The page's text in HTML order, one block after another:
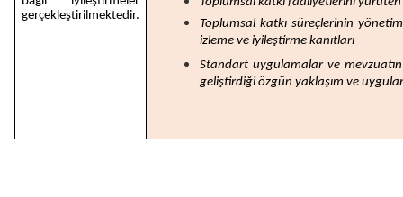
gerçekleştirilmektedir.
Toplumsal katkı süreçlerinin
izleme ve iyileştirme kanıtları
Standart uygulamalar ve
geliştirdiği özgün yaklaşım ve